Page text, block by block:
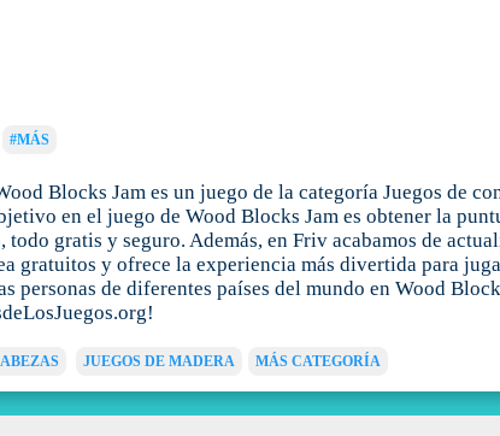
#MÁS
Blocks Jam es un juego de la categoría Juegos de
en el juego de Wood Blocks Jam es obtener la
gratis y seguro. Además, en Friv acabamos de
gratuitos y ofrece la experiencia más divertida para
de diferentes países del mundo en Wood
JUEGOS DE MADERA MÁS CATEGORÍA